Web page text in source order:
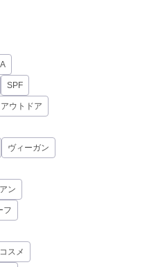
SPF
アウトドア
ヴィーガン
ン
フ
スメ